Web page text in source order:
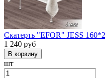
Скатерть "EFOR" JESS
1 240 руб
шт